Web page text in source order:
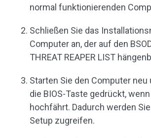
normal funktionierenden
Schließen Sie das
Computer an, der auf den
THREAT REAPER LIST
Starten Sie den Computer neu
die BIOS-Taste gedrückt,
hochfährt. Dadurch werden
Setup zugreifen.